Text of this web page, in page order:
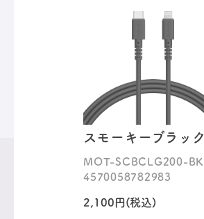
スモーキーブラック
MOT-SCBCLG200-BK
4570058782983
2,100円(税込)